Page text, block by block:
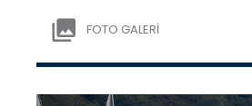
FOTO GALERİ